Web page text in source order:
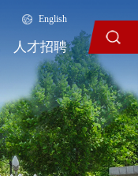
English
人才招聘